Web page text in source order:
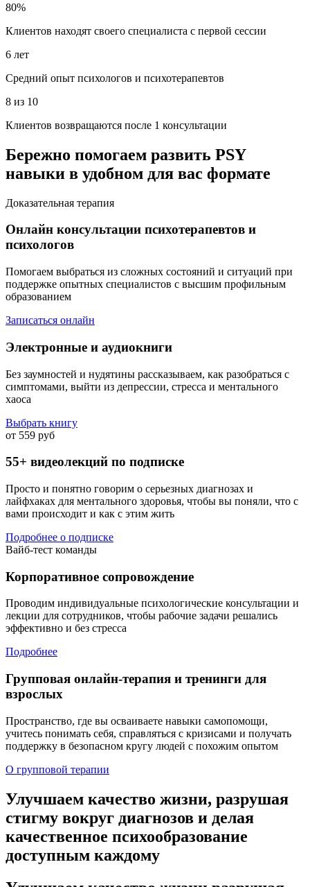
80%
Клиентов находят своего специалиста с первой сессии
6 лет
Средний опыт психологов и психотерапевтов
8 из 10
Клиентов возвращаются после 1 консультации
Бережно помогаем развить PSY
навыки в удобном для вас формате
Доказательная терапия
Онлайн консультации психотерапевтов и
психологов
Помогаем выбраться из сложных состояний и ситуаций при
поддержке опытных специалистов с высшим профильным
образованием
Записаться онлайн
Электронные и аудиокниги
Без заумностей и нудятины рассказываем, как разобраться с
симптомами, выйти из депрессии, стресса и ментального
хаоса
Выбрать книгу
от 559 руб
55+ видеолекций по подписке
Просто и понятно говорим о серьезных диагнозах и
лайфхаках для ментального здоровья, чтобы вы поняли, что с
вами происходит и как с этим жить
Подробнее о подписке
Вайб-тест команды
Корпоративное сопровождение
Проводим индивидуальные психологические консультации и
лекции для сотрудников, чтобы рабочие задачи решались
эффективно и без стресса
Подробнее
Групповая онлайн-терапия и тренинги для
взрослых
Пространство, где вы осваиваете навыки самопомощи,
учитесь понимать себя, справляться с кризисами и получать
поддержку в безопасном кругу людей с похожим опытом
О групповой терапии
Улучшаем качество жизни, разрушая
стигму вокруг диагнозов и делая
качественное психообразование
доступным каждому